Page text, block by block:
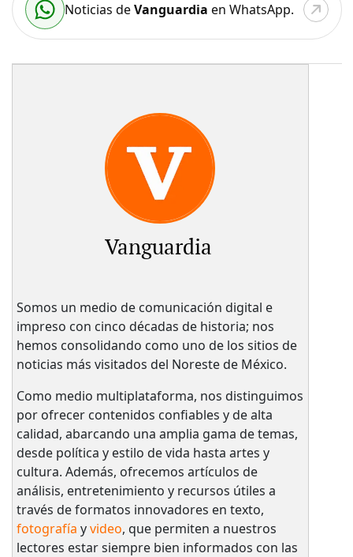
Noticias deVanguardia en WhatsApp.
Vanguardia
Somos un medio de comunicación digital e
impreso con cinco décadas de historia; nos
hemos consolidando como uno de los sitios de
noticias más visitados del Noreste de México.
Como medio multiplataforma, nos distinguimos
por ofrecer contenidos confiables y de alta
calidad, abarcando una amplia gama de temas,
desde política y estilo de vida hasta artes y
cultura. Además, ofrecemos artículos de
análisis, entretenimiento y recursos útiles a
través de formatos innovadores en texto,
fotografía yvideo, que permiten a nuestros
lectores estar siempre bien informados con las